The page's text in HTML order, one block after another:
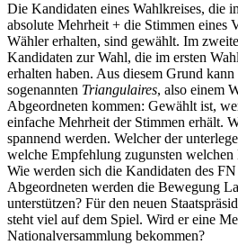
Die Kandidaten eines Wahlkreises, die
absolute Mehrheit + die Stimmen eines
Wähler erhalten, sind gewählt. Im
Kandidaten zur Wahl, die im ersten
erhalten haben. Aus diesem Grund
sogenannten Triangulaires, also einem
Abgeordneten kommen: Gewählt ist,
einfache Mehrheit der Stimmen erhält.
spannend werden. Welcher der
welche Empfehlung zugunsten welchen
Wie werden sich die Kandidaten des
Abgeordneten werden die Bewegung
unterstützen? Für den neuen
steht viel auf dem Spiel. Wird er eine
Nationalversammlung bekommen?